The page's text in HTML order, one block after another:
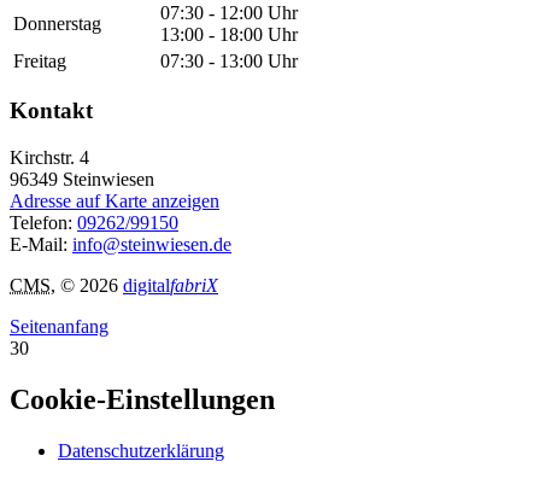
Donnerstag
07:30 - 12:00 Uhr
13:00 - 18:00 Uhr
Freitag
07:30 - 13:00 Uhr
Kontakt
Kirchstr. 4
96349 Steinwiesen
Adresse auf Karte anzeigen
Telefon: 09262/99150
E-Mail: info@steinwiesen.de
CMS, © 2026 digitalfabriX
Seitenanfang
30
Cookie-Einstellungen
Datenschutzerklärung